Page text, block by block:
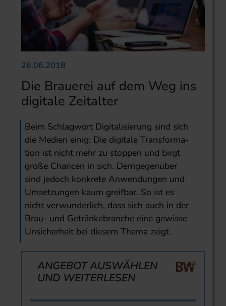
26.06.2018
Die Brauerei auf dem Weg ins
digitale Zeitalter
Beim Schlagwort Digi­talisierung sind sich
die Medien einig: Die digitale Transforma­
tion ist nicht mehr zu stoppen und birgt
große Chancen in sich. Dem­gegen­über
sind jedoch konkrete Anwendungen und
Umset­zungen kaum greifbar. So ist es
nicht verwunderlich, dass sich auch in der
Brau- und Getränkebranche eine gewisse
Unsicherheit bei diesem Thema zeigt.
ANGEBOT AUSWÄHLEN
UND WEITERLESEN